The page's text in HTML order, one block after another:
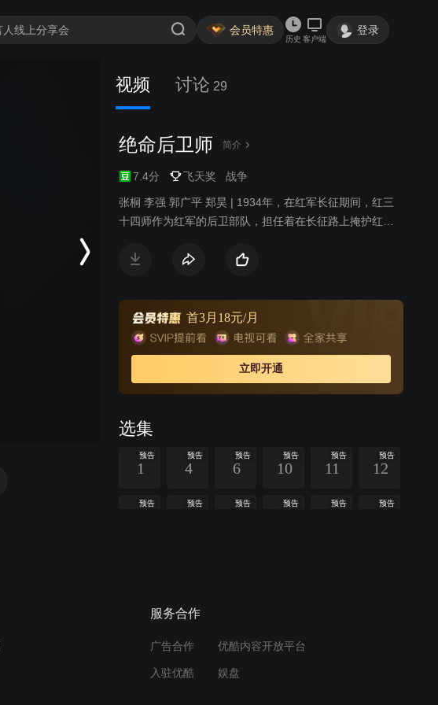
会员特惠
历史 客户端
登录
视频 讨论 29
绝命后卫师 简介
7.4分 飞天奖 战争
张桐 李强 郭广平 郑昊 | 1934年，在红军长征期间，红三
十四师作为红军的后卫部队，担任着在长征路上掩护红军
一支全由闽西客家子弟组成的红五军团第三十四师，与数
没，他们为中国革命史留下了气壮山河的惨烈篇章。
首3月18元/月
立即开通
选集
预告
1
预告
4
预告
6
预告
10
预告
11
预告
12
预告 预告 预告 预告 预告 预告
周边视频
服务合作
广告合作 优酷内容开放平台
入驻优酷 娱盘